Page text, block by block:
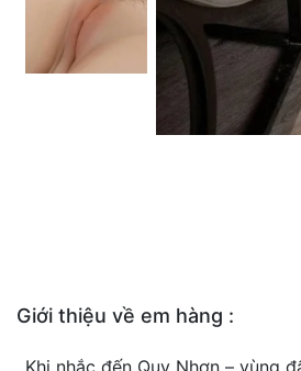
Giới thiệu về em hàng :